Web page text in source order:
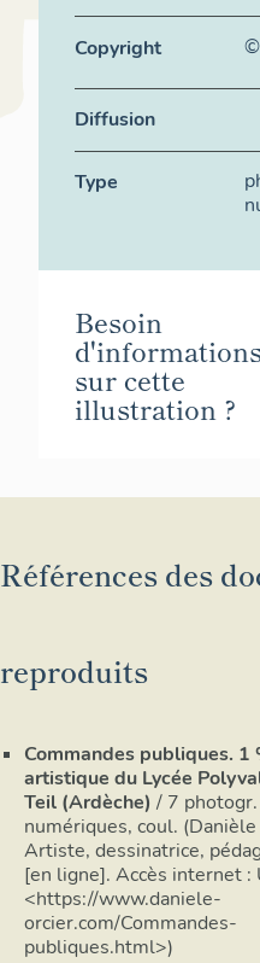
Copyright ©
Diffusion
Type
Besoin
sur cette
illustration ?
Références des
reproduits
Commandes publiques. 1
artistique du Lycée
Teil (Ardèche) / 7 photogr.
numériques, coul.
Artiste, dessinatrice,
[en ligne]. Accès internet :
<https://www.daniele-
orcier.com/Commandes-
publiques.html>)